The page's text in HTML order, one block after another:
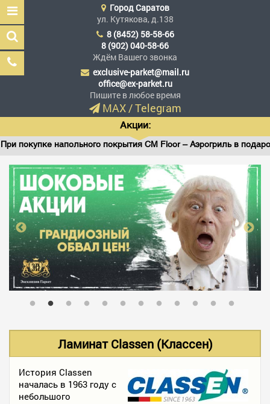
Эксклюзив Паркет
Мы сделали эксклюзив
доступным
ГЛАВНАЯ
АССОРТИМЕНТ
В НАЛИЧИИ
АКЦИИ
ГородСаратов
ул. Кутякова, д.138
8 (8452) 58-58-66
8 (902) 040-58-66
Ждём Вашего звонка
exclusive-parket@mail.ru
office@ex-parket.ru
Пишите в любое время
MAX/Telegram
Акции:
напольного покрытия CM Floor – Аэрогриль в подарок!
Ламинат Classen (Классен)
История Classen
началась в 1963 году с
небольшого